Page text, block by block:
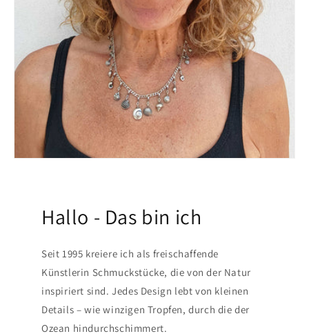
Hallo - Das bin ich
Seit 1995 kreiere ich als freischaffende
Künstlerin Schmuckstücke, die von der Natur
inspiriert sind. Jedes Design lebt von kleinen
Details – wie winzigen Tropfen, durch die der
Ozean hindurchschimmert.